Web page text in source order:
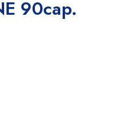
90cap.